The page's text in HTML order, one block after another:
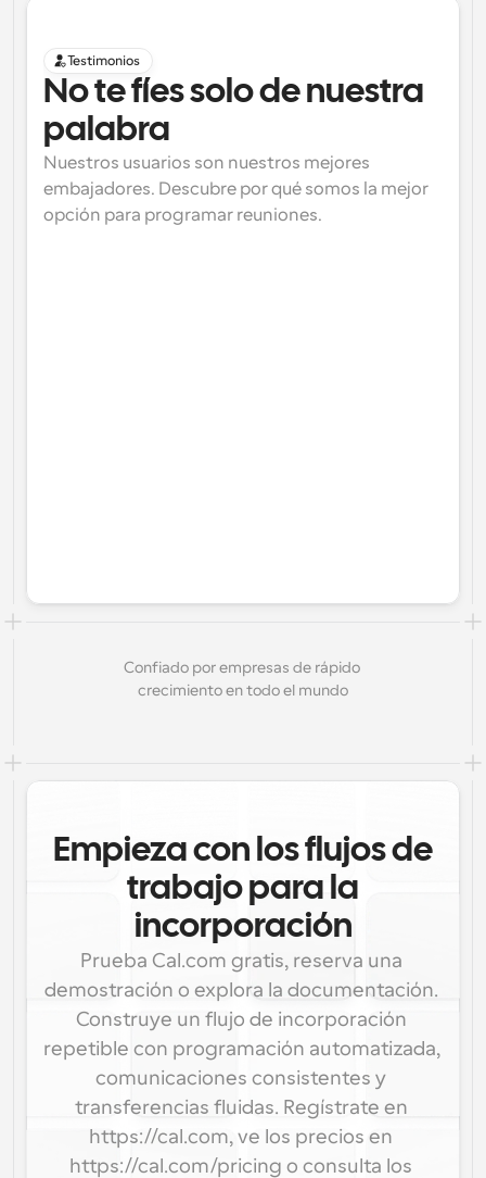
Testimonios
No te fíes solo de nuestra
palabra
Nuestros usuarios son nuestros mejores
embajadores. Descubre por qué somos la mejor
opción para programar reuniones.
Confiado por empresas de rápido
crecimiento en todo el mundo
Empieza con los flujos de
trabajo para la
incorporación
Prueba Cal.com gratis, reserva una
demostración o explora la documentación.
Construye un flujo de incorporación
repetible con programación automatizada,
comunicaciones consistentes y
transferencias fluidas. Regístrate en
https://cal.com, ve los precios en
https://cal.com/pricing o consulta los